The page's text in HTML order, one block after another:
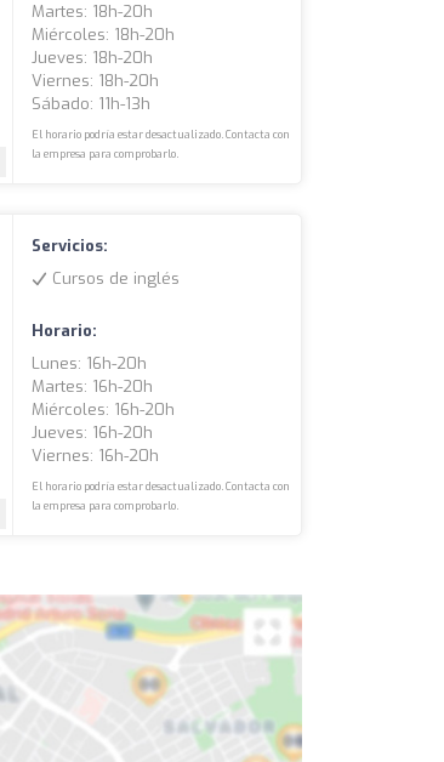
Martes: 18h-20h
Miércoles: 18h-20h
Jueves: 18h-20h
Viernes: 18h-20h
Sábado: 11h-13h
El horario podría estar desactualizado. Contacta con
la empresa para comprobarlo.
Servicios:
Cursos de inglés
Horario:
Lunes: 16h-20h
Martes: 16h-20h
Miércoles: 16h-20h
Jueves: 16h-20h
Viernes: 16h-20h
El horario podría estar desactualizado. Contacta con
la empresa para comprobarlo.